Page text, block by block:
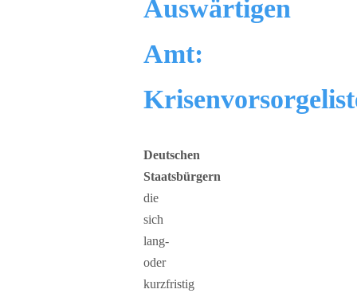
Auswärtigen
Amt:
Deutschen
Staatsbürgern
die
sich
lang-
oder
kurzfristig